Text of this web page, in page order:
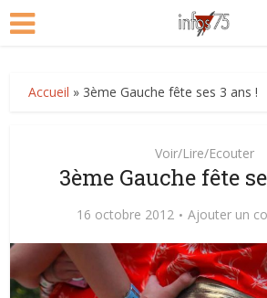
Accueil » 3ème Gauche fête ses 3 ans !
Voir/Lire/Ecouter
3ème Gauche fête
16 octobre 2012 Ajouter un